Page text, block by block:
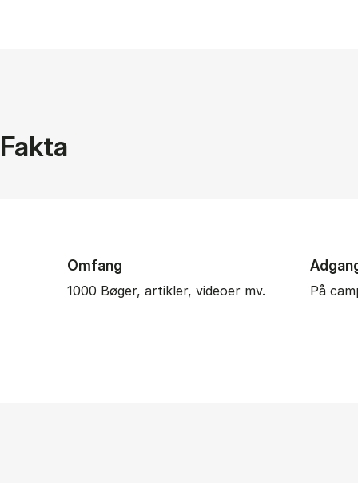
Fakta
Omfang
1000 Bøger, artikler, videoer mv. På